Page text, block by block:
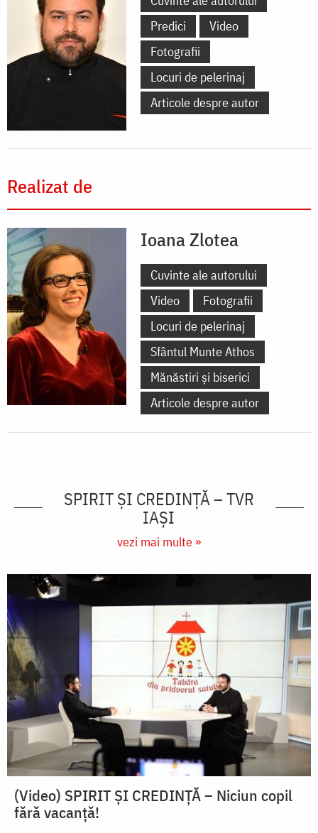
Predici
Video
Fotografii
Locuri de pelerinaj
Articole despre autor
Realizat de
Ioana Zlotea
Cuvinte ale autorului
Video
Fotografii
Locuri de pelerinaj
Sfântul Munte Athos
Mănăstiri și biserici
Articole despre autor
SPIRIT ȘI CREDINȚĂ – TVR
IAȘI
vezi mai multe »
(Video) SPIRIT ŞI CREDINŢĂ – Niciun copil
fără vacanţă!